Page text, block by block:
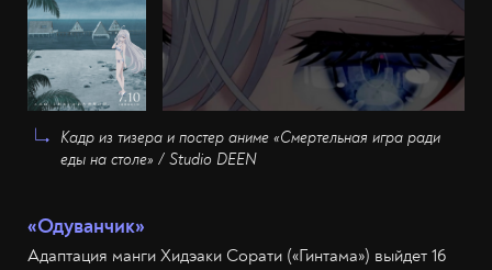
Кадр из тизера и постер аниме «Смертельная игра ради
еды на столе» / Studio DEEN
«Одуванчик»
Адаптация манги Хидэаки Сорати («Гинтама») выйдет 16